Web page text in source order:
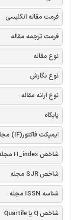
فرمت مقاله انگلیسی
فرمت ترجمه مقاله
نوع مقاله
نوع نگارش
نوع ارائه مقاله
پایگاه
ایمپکت فاکتور(IF) مجله
شاخص H_index مجله
شاخص SJR مجله
شناسه ISSN مجله
شاخص Q یا Quartile